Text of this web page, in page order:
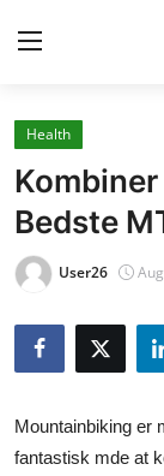
Home
Press Release
Contact
Privacy Policy
News Network
Health
Bedste
User26
Mountainbiking er
fantastisk mde at